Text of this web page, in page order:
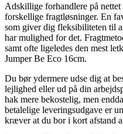
Adskillige forhandlere på
forskellige fragtløsninger. En
som giver dig fleksibiliteten til
har mulighed for det.
samt ofte ligeledes den mest
Jumper Be Eco 16cm.
Du bør ydermere udse dig at
lejlighed eller ud på din
hak mere bekostelig, men
betalelige leveringsudgave er
kræver at du bor i kort afstand